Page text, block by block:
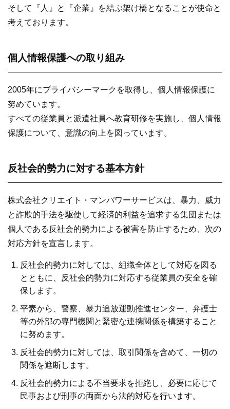
そして『人』と『企業』を結ぶ架け橋となることが使命と
考えております。
個人情報保護への取り組み
2005年にプライバシーマークを取得し、個人情報保護に
努めています。
すべての従業員と派遣社員へ教育研修を実施し、個人情報
保護について、意識の向上を図っています。
反社会的勢力に対する基本方針
株式会社クリエイト・マンパワーサービスは、暴力、威力
と詐欺的手法を駆使して経済的利益を追求する集団または
個人である反社会的勢力による被害を防止するため、次の
対応方針を宣言します。
反社会的勢力に対しては、組織全体として対応を図る
とともに、反社会的勢力に対応する従業員の安全を確
保します。
平素から、警察、暴力追放運動推進センター、弁護士
等の外部の専門機関と緊密な連携関係を構築すること
に努めます。
反社会的勢力に対しては、取引関係を含めて、一切の
関係を遮断します。
反社会的勢力による不当要求を拒絶し、必要に応じて
民事および刑事の両面から法的対応を行います。